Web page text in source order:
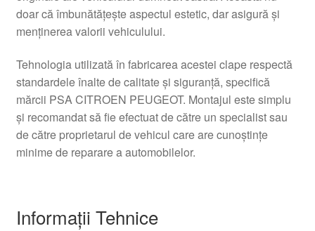
doar că îmbunătățește aspectul estetic, dar asigură și
menținerea valorii vehiculului.
Tehnologia utilizată în fabricarea acestei clape respectă
standardele înalte de calitate și siguranță, specifică
mărcii PSA CITROEN PEUGEOT. Montajul este simplu
și recomandat să fie efectuat de către un specialist sau
de către proprietarul de vehicul care are cunoștințe
minime de reparare a automobilelor.
Informații Tehnice